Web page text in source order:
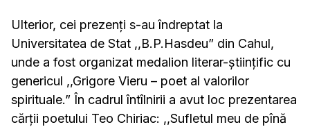
Ulterior, cei prezenți s-au îndreptat la
Universitatea de Stat ,,B.P.Hasdeu” din Cahul,
unde a fost organizat medalion literar-științific cu
genericul ,,Grigore Vieru – poet al valorilor
spirituale.” În cadrul întîlnirii a avut loc prezentarea
cărții poetului Teo Chiriac: ,,Sufletul meu de pînă